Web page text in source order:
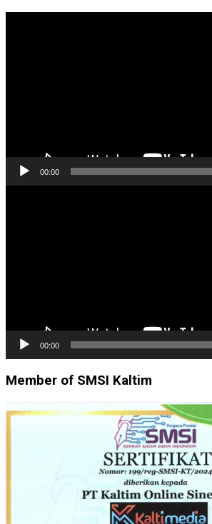
00:00
00:00
Member of SMSI Kaltim